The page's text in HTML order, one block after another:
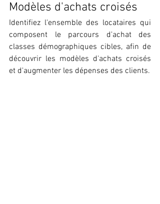
Modèles d'achats croisés
Identifiez l'ensemble des locataires qui
composent le parcours d'achat des
classes démographiques cibles, afin de
découvrir les modèles d'achats croisés
et d'augmenter les dépenses des clients.